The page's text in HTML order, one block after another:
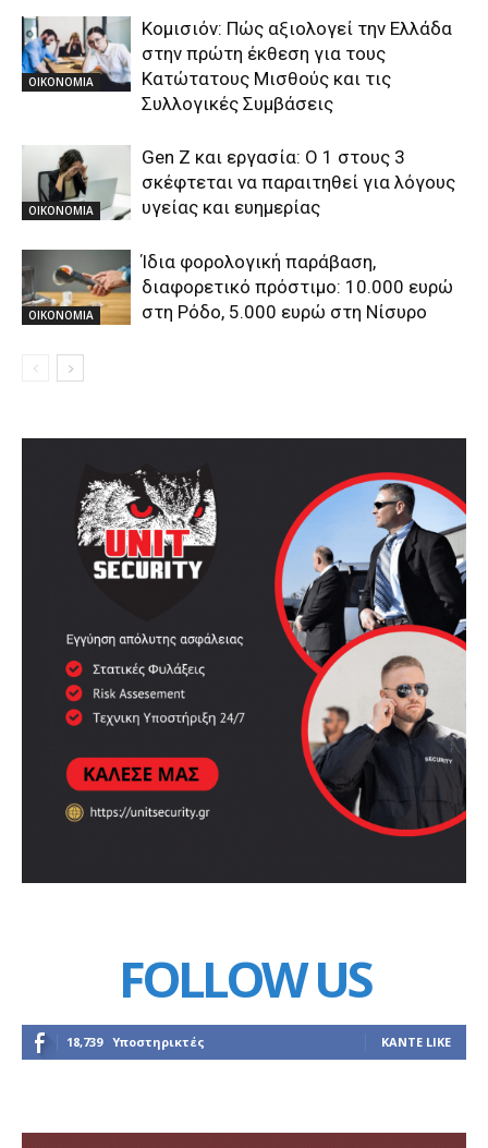
ΟΙΚΟΝΟΜΙΑ
Κομισιόν: Πώς αξιολογεί την Ελλάδα
στην πρώτη έκθεση για τους
Κατώτατους Μισθούς και τις
Συλλογικές Συμβάσεις
ΟΙΚΟΝΟΜΙΑ
Gen Z και εργασία: Ο 1 στους 3
σκέφτεται να παραιτηθεί για λόγους
υγείας και ευημερίας
ΟΙΚΟΝΟΜΙΑ
Ίδια φορολογική παράβαση,
διαφορετικό πρόστιμο: 10.000 ευρώ
στη Ρόδο, 5.000 ευρώ στη Νίσυρο
FOLLOW US
18,739 Υποστηρικτές ΚΆΝΤΕ LIKE